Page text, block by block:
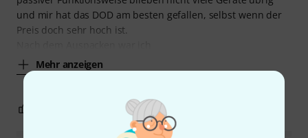
und mir hat das DOD am besten gefallen, selbst wenn der
Preis doch sehr hoch ist.
Mehr anzeigen
BEWERTUNG MELDEN